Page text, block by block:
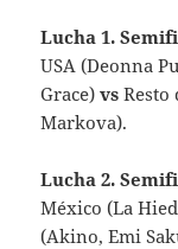
Lucha 1.
USA (Deonna
Grace)vs Resto
Markova).
Lucha 2.
México (La
(Akino, Emi